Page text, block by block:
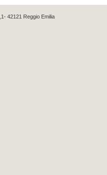
42121 Reggio Emilia